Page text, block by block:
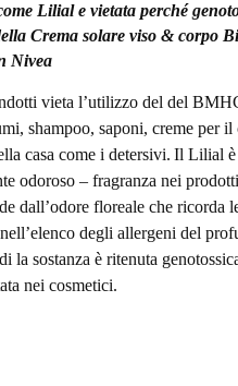
Lilial e vietata perché
Crema solare viso & corpo
Nivea
vieta l’utilizzo del del
shampoo, saponi, creme per il
casa come i detersivi. Il Lilial è
odoroso – fragranza nei prodotti
dall’odore floreale che ricorda
degli allergeni del
la sostanza è ritenuta
nei cosmetici.